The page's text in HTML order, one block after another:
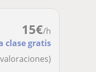
15€/h
clase gratis